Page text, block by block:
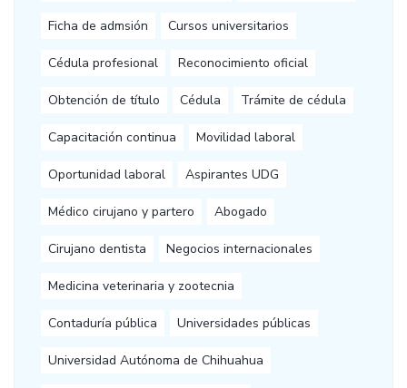
Ficha de admsión Cursos universitarios
Cédula profesional Reconocimiento oficial
Obtención de título Cédula Trámite de cédula
Capacitación continua Movilidad laboral
Oportunidad laboral Aspirantes UDG
Médico cirujano y partero Abogado
Cirujano dentista Negocios internacionales
Medicina veterinaria y zootecnia
Contaduría pública Universidades públicas
Universidad Autónoma de Chihuahua